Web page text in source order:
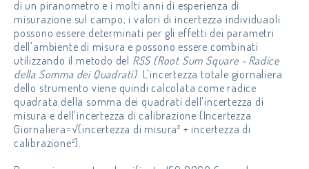
di un piranometro e i molti anni di esperienza di
misurazione sul campo; i valori di incertezza individuaoli
possono essere determinati per gli effetti dei parametri
dell'ambiente di misura e possono essere combinati
utilizzando il metodo del RSS (Root Sum Square - Radice
della Somma dei Quadrati). L'incertezza totale giornaliera
dello strumento viene quindi calcolata come radice
quadrata della somma dei quadrati dell'incertezza di
misura e dell'incertezza di calibrazione (Incertezza
Giornaliera=√(incertezza di misura² + incertezza di
calibrazione²).